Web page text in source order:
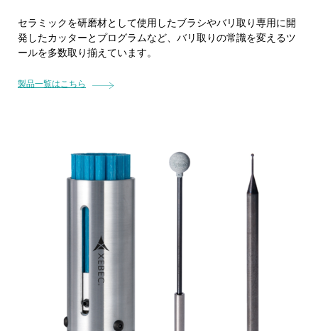
セラミックを研磨材として使用したブラシやバリ取り専用に開
発したカッターとプログラムなど、バリ取りの常識を変えるツ
ールを多数取り揃えています。
製品一覧はこちら